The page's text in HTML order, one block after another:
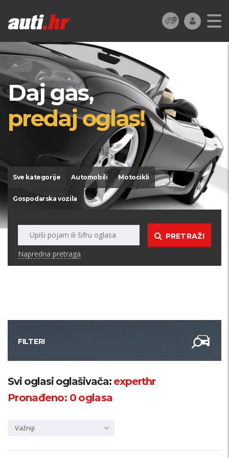
Daj gas,
predaj oglas!
Sve kategorije Automobili Motocikli
Gospodarska vozila
PRETRAŽI
Napredna pretraga
FILTERI
Kategorija
PRETRAŽI
Svi oglasi oglašivača: experthr
Pronađeno: 0oglasa
Važniji